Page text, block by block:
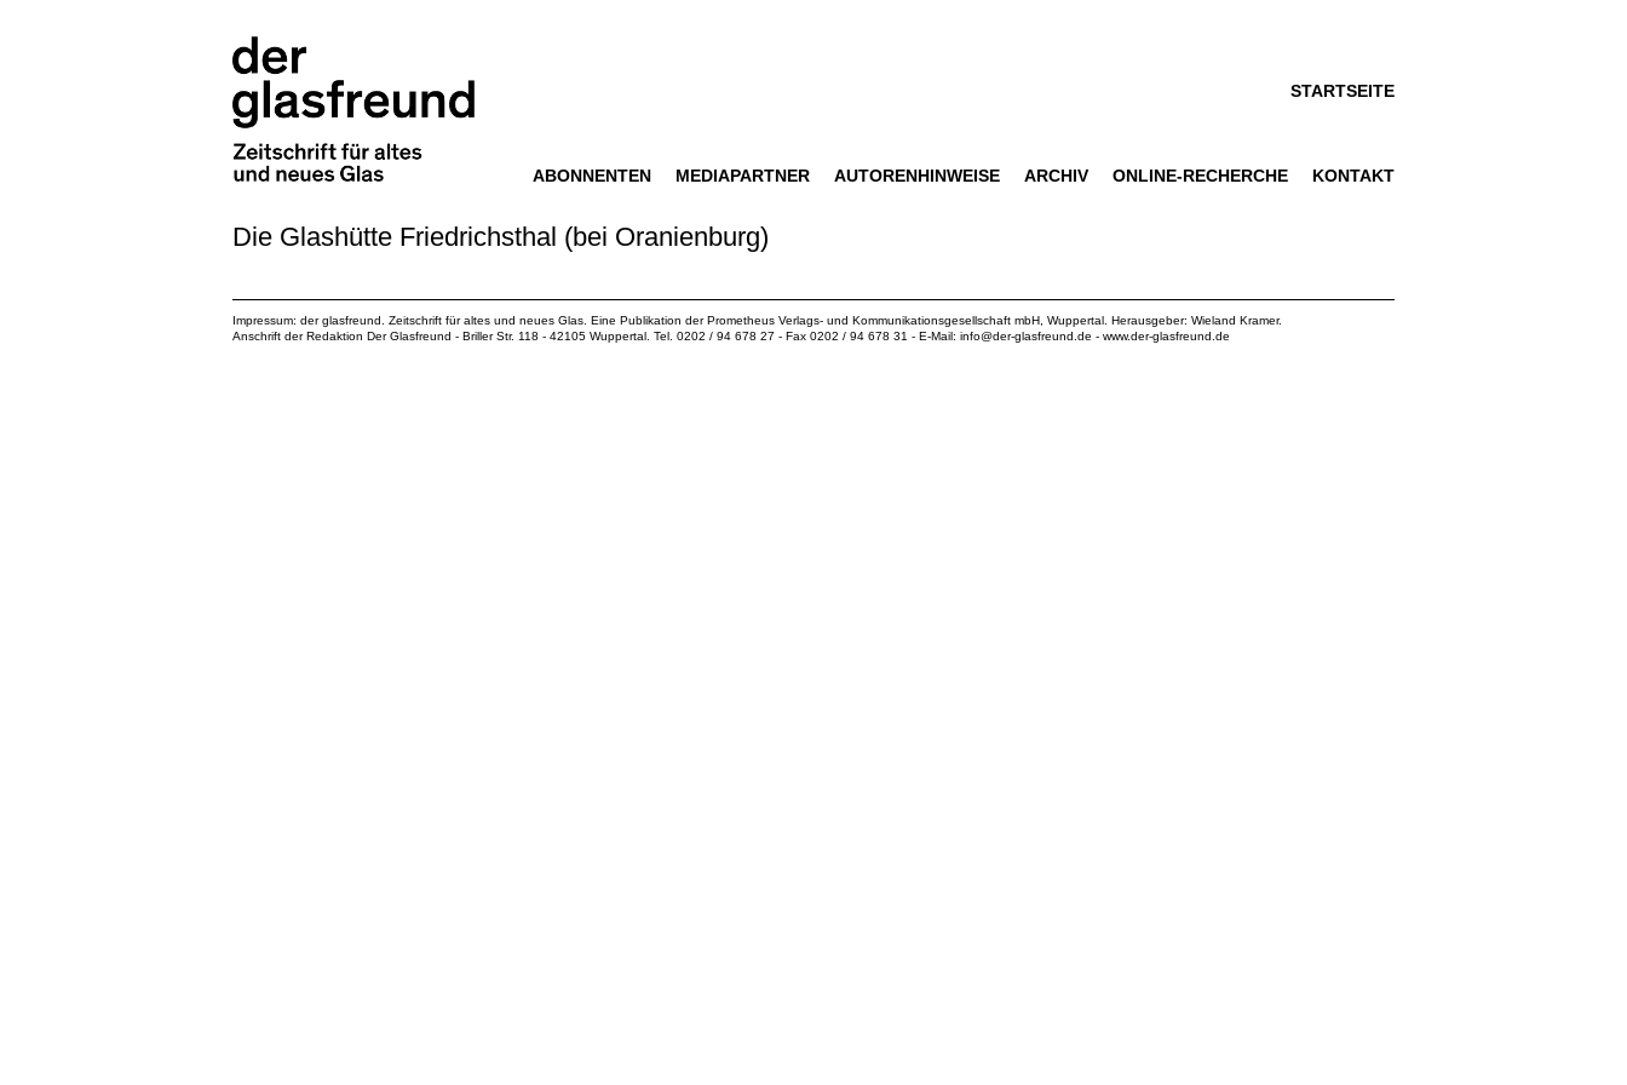
STARTSEITE
ABONNENTEN MEDIAPARTNER AUTORENHINWEISE ARCHIV ONLINE-RECHERCHE KONTAKT
Die Glashütte Friedrichsthal (bei Oranienburg)
Impressum: der glasfreund. Zeitschrift für altes und neues Glas. Eine Publikation derPrometheus Verlags- und Kommunikationsgesellschaft mbH , Wuppertal. Herausgeber: Wieland Kramer.
Anschrift der Redaktion Der Glasfreund - Briller Str. 118 - 42105 Wuppertal. Tel. 0202 / 94 678 27 - Fax 0202 / 94 678 31 - E-Mail: info@der-glasfreund.de - www.der-glasfreund.de